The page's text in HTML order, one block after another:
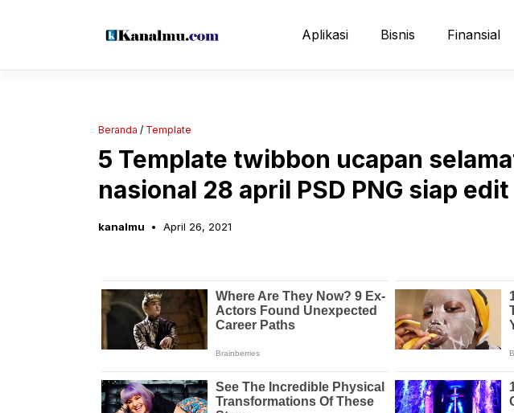
Aplikasi Bisnis Finansial
Beranda / Template
5 Template twibbon ucapan
nasional 28 april PSD PNG siap edit
kanalmu April 26, 2021